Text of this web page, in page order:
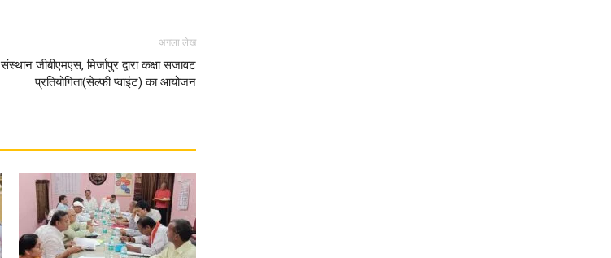
Paper
अगला लेख
संस्थान जीबीएमएस, मिर्जापुर द्वारा कक्षा सजावट
प्रतियोगिता(सेल्फी प्वाइंट) का आयोजन